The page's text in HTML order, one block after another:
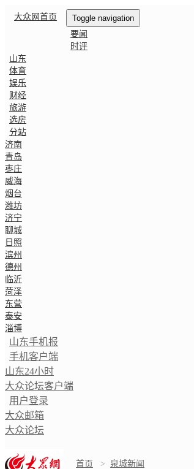
Toggle navigation
大众网首页
要闻
时评
山东
体育
娱乐
财经
旅游
选房
分站
济南
青岛
枣庄
威海
烟台
潍坊
济宁
聊城
日照
滨州
德州
临沂
菏泽
东营
泰安
淄博
山东手机报
手机客户端
山东24小时
大众论坛客户端
用户登录
大众邮箱
大众论坛
首页 > 泉城新闻